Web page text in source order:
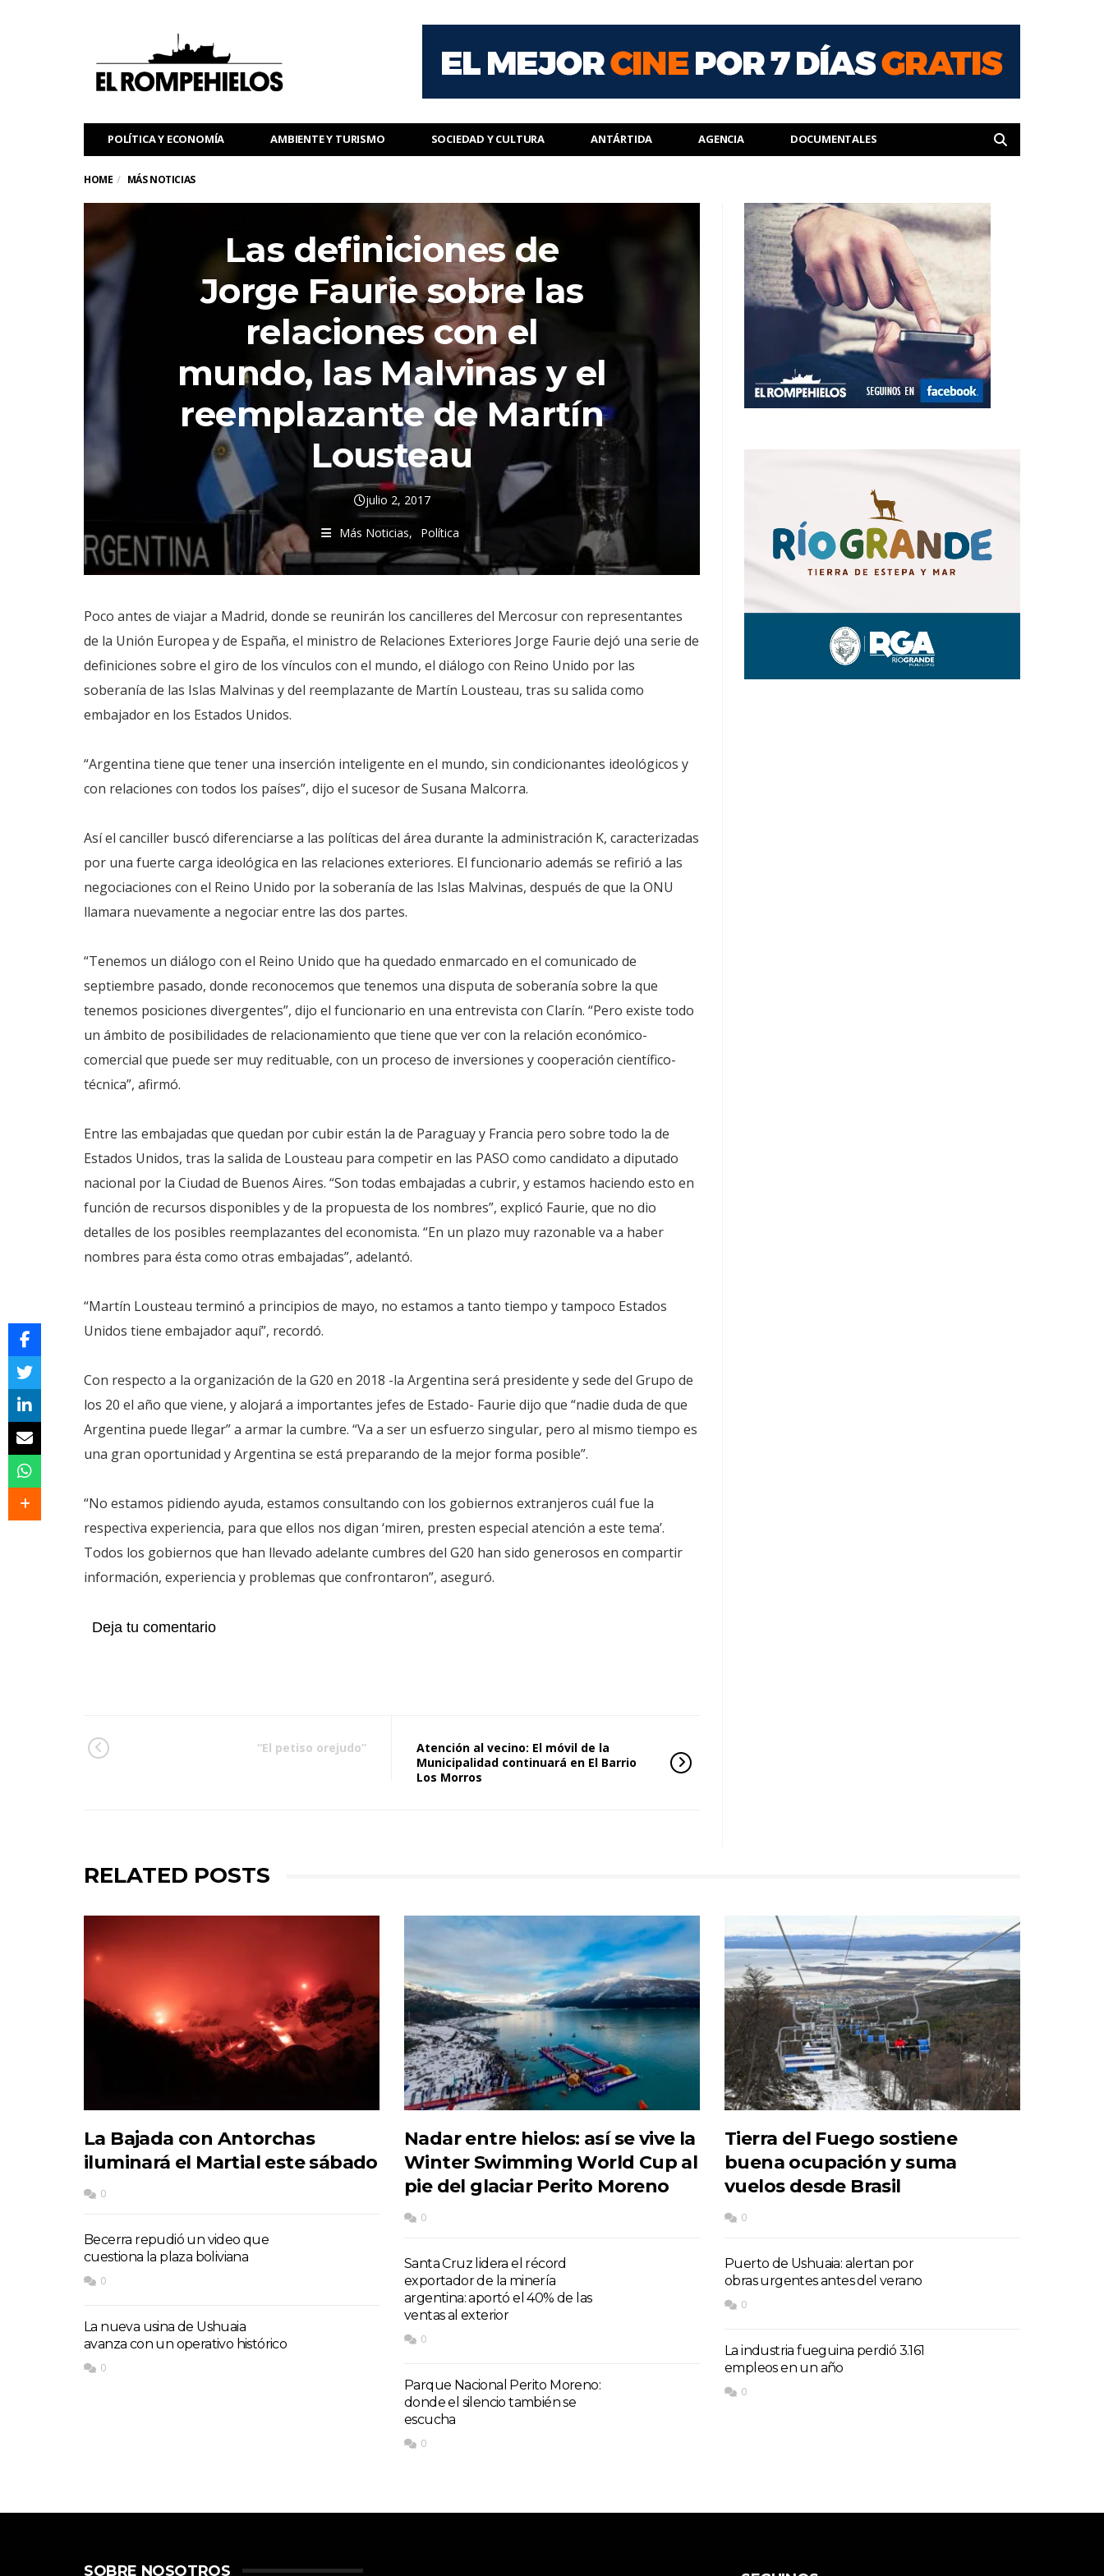
POLÍTICA Y ECONOMÍA AMBIENTE Y TURISMO SOCIEDAD Y CULTURA ANTÁRTIDA AGENCIA DOCUMENTALES
HOME MÁS NOTICIAS
Las definiciones de
Jorge Faurie sobre las
relaciones con el
mundo, las Malvinas y el
reemplazante de Martín
Lousteau
julio 2, 2017
Más Noticias Política
Poco antes de viajar a Madrid, donde se reunirán los cancilleres del Mercosur con representantes
de la Unión Europea y de España, el ministro de Relaciones Exteriores Jorge Faurie dejó una serie de
definiciones sobre el giro de los vínculos con el mundo, el diálogo con Reino Unido por las
soberanía de las Islas Malvinas y del reemplazante de Martín Lousteau, tras su salida como
embajador en los Estados Unidos.
“Argentina tiene que tener una inserción inteligente en el mundo, sin condicionantes ideológicos y
con relaciones con todos los países”, dijo el sucesor de Susana Malcorra.
Así el canciller buscó diferenciarse a las políticas del área durante la administración K, caracterizadas
por una fuerte carga ideológica en las relaciones exteriores. El funcionario además se refirió a las
negociaciones con el Reino Unido por la soberanía de las Islas Malvinas, después de que la ONU
llamara nuevamente a negociar entre las dos partes.
“Tenemos un diálogo con el Reino Unido que ha quedado enmarcado en el comunicado de
septiembre pasado, donde reconocemos que tenemos una disputa de soberanía sobre la que
tenemos posiciones divergentes”, dijo el funcionario en una entrevista con Clarín. “Pero existe todo
un ámbito de posibilidades de relacionamiento que tiene que ver con la relación económico-
comercial que puede ser muy redituable, con un proceso de inversiones y cooperación científico-
técnica”, afirmó.
Entre las embajadas que quedan por cubir están la de Paraguay y Francia pero sobre todo la de
Estados Unidos, tras la salida de Lousteau para competir en las PASO como candidato a diputado
nacional por la Ciudad de Buenos Aires. “Son todas embajadas a cubrir, y estamos haciendo esto en
función de recursos disponibles y de la propuesta de los nombres”, explicó Faurie, que no dio
detalles de los posibles reemplazantes del economista. “En un plazo muy razonable va a haber
nombres para ésta como otras embajadas”, adelantó.
“Martín Lousteau terminó a principios de mayo, no estamos a tanto tiempo y tampoco Estados
Unidos tiene embajador aquí”, recordó.
Con respecto a la organización de la G20 en 2018 -la Argentina será presidente y sede del Grupo de
los 20 el año que viene, y alojará a importantes jefes de Estado- Faurie dijo que “nadie duda de que
Argentina puede llegar” a armar la cumbre. “Va a ser un esfuerzo singular, pero al mismo tiempo es
una gran oportunidad y Argentina se está preparando de la mejor forma posible”.
“No estamos pidiendo ayuda, estamos consultando con los gobiernos extranjeros cuál fue la
respectiva experiencia, para que ellos nos digan ‘miren, presten especial atención a este tema’.
Todos los gobiernos que han llevado adelante cumbres del G20 han sido generosos en compartir
información, experiencia y problemas que confrontaron”, aseguró.
Deja tu comentario
“El petiso orejudo”
Atención al vecino: El móvil de la
Municipalidad continuará en El Barrio
Los Morros
RELATED POSTS
La Bajada con Antorchas
iluminará el Martial este sábado
0
Becerra repudió un video que
cuestiona la plaza boliviana
0
La nueva usina de Ushuaia
avanza con un operativo histórico
0
Nadar entre hielos: así se vive la
Winter Swimming World Cup al
pie del glaciar Perito Moreno
0
Santa Cruz lidera el récord
exportador de la minería
argentina: aportó el 40% de las
ventas al exterior
0
Parque Nacional Perito Moreno:
donde el silencio también se
escucha
0
Tierra del Fuego sostiene
buena ocupación y suma
vuelos desde Brasil
0
Puerto de Ushuaia: alertan por
obras urgentes antes del verano
0
La industria fueguina perdió 3.161
empleos en un año
0
SOBRE NOSOTROS